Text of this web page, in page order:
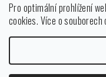
Pro optimální prohlížení
cookies. Více o
Copyright 2026